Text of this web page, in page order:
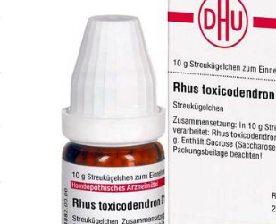
Gratis dazu
Schnäppchen
Bio & Genuss
Körperpflege & Kosmetik
Liebe & Erotik